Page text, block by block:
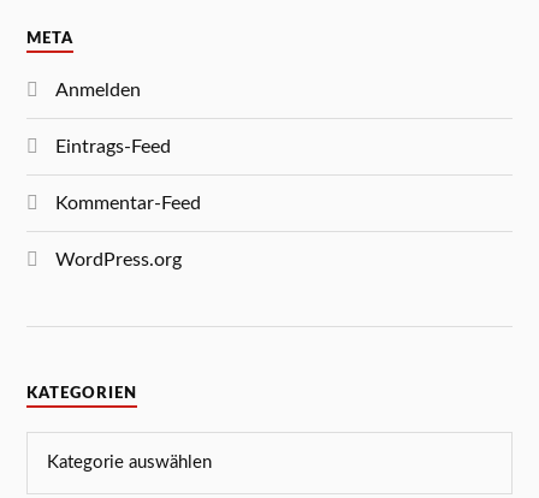
META
Anmelden
Eintrags-Feed
Kommentar-Feed
WordPress.org
KATEGORIEN